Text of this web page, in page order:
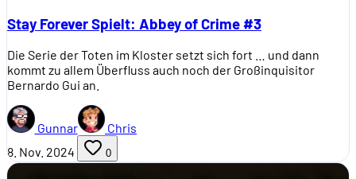
Stay Forever Spielt: Abbey of Crime #3
Die Serie der Toten im Kloster setzt sich fort … und dann
kommt zu allem Überfluss auch noch der Großinquisitor
Bernardo Gui an.
Gunnar
Chris
8. Nov. 2024
0